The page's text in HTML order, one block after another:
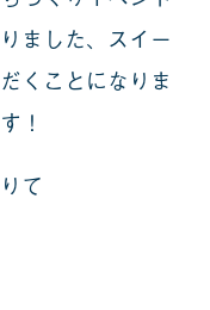
ました、スイー
くことになりま
！
て